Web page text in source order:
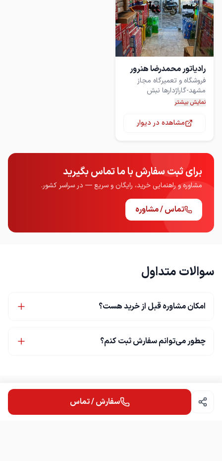
رادیاتور محمدرضا هنرور
مشهد-گاراژدارها نبش
***-********
نمایش بیشتر
مشاهده در دیوار
برای ثبت سفارش با ما تماس بگیرید
مشاوره و راهنمایی خرید، رایگان و سریع — در سراسر کشور.
تماس / مشاوره
سوالات متداول
امکان مشاوره قبل از خرید هست؟
چطور می‌توانم سفارش ثبت کنم؟
نمایندگی رادیاتور محمدرضا هنرور
سفارش / تماس